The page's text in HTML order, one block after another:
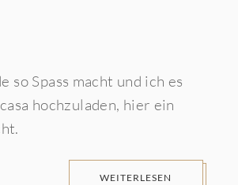
so Spass macht und ich es
hochzuladen, hier ein
WEITERLESEN